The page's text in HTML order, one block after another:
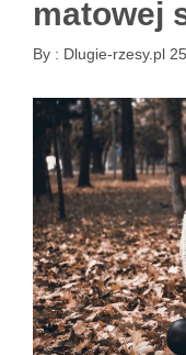
matowej
By : Dlugie-rzesy.pl